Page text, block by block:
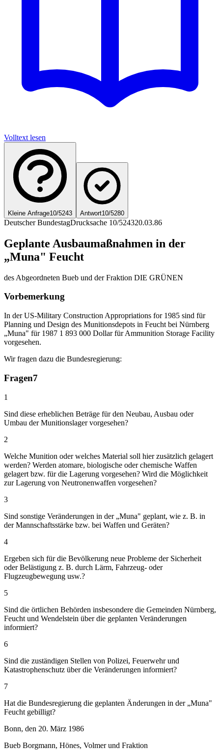
Volltext lesen
Kleine Anfrage10/5243 Antwort10/5280
Deutscher BundestagDrucksache 10/524320.03.86
Geplante Ausbaumaßnahmen in der
„Muna" Feucht
des Abgeordneten Bueb und der Fraktion DIE GRÜNEN
Vorbemerkung
In der US-Military Construction Appropriations for 1985 sind für
Planning und Design des Munitionsdepots in Feucht bei Nürnberg
„Muna" für 1987 1 893 000 Dollar für Ammunition Storage Facility
vorgesehen.
Wir fragen dazu die Bundesregierung:
Fragen7
1
Sind diese erheblichen Beträge für den Neubau, Ausbau oder
Umbau der Munitionslager vorgesehen?
2
Welche Munition oder welches Material soll hier zusätzlich gelagert
werden? Werden atomare, biologische oder chemische Waffen
gelagert bzw. für die Lagerung vorgesehen? Wird die Möglichkeit
zur Lagerung von Neutronenwaffen vorgesehen?
3
Sind sonstige Veränderungen in der „Muna" geplant, wie z. B. in
der Mannschaftsstärke bzw. bei Waffen und Geräten?
4
Ergeben sich für die Bevölkerung neue Probleme der Sicherheit
oder Belästigung z. B. durch Lärm, Fahrzeug- oder
Flugzeugbewegung usw.?
5
Sind die örtlichen Behörden insbesondere die Gemeinden Nürnberg,
Feucht und Wendelstein über die geplanten Veränderungen
informiert?
6
Sind die zuständigen Stellen von Polizei, Feuerwehr und
Katastrophenschutz über die Veränderungen informiert?
7
Hat die Bundesregierung die geplanten Änderungen in der „Muna"
Feucht gebilligt?
Bonn, den 20. März 1986
Bueb Borgmann, Hönes, Volmer und Fraktion